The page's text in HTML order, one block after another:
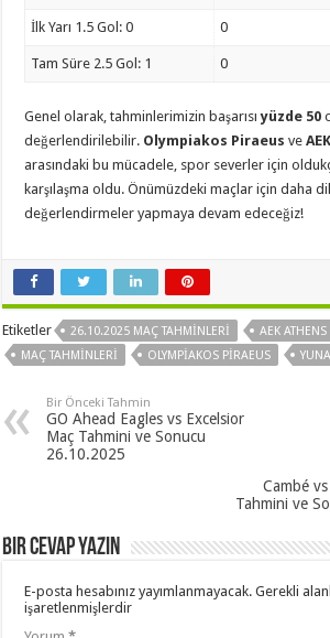
İlk Yarı 1.5 Gol: 0 0
Tam Süre 2.5 Gol: 1 0
Genel olarak, tahminlerimizin başarısıyüzde 50
değerlendirilebilir. Olympiakos Piraeus ve
arasındaki bu mücadele, spor severler için
karşılaşma oldu. Önümüzdeki maçlar için daha
değerlendirmeler yapmaya devam edeceğiz!
Etiketler 26.10.2025 MAÇ TAHMINLERI AEK ATHENS
MAÇ TAHMINLERI
OLYMPIAKOS PIRAEUS
Bir Önceki Tahmin
GO Ahead Eagles vs Excelsior
Maç Tahmini ve Sonucu
26.10.2025
Cambé
Tahmini ve
Bir cevap yazın
E-posta hesabınız yayımlanmayacak. Gerekli
işaretlenmişlerdir